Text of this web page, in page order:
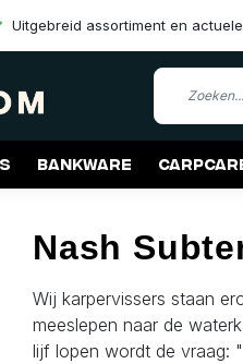
Uitgebreid assortiment en
Bankware
Nash
Wij karpervissers staan
meeslepen naar de
lijf lopen wordt de vraag: